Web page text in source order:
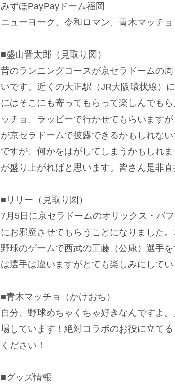
みずほPayPayドーム福岡
ニューヨーク、令和ロマン、青木マッチョ
■盛山晋太郎（見取り図）
昔のランニングコースが京セラドームの
いです。近くの大正駅（JR大阪環状線）
にはそこにも寄ってもらって楽しんでも
ッチョ、ラッピーで行かせてもらいます
が京セラドームで披露できるかもしれな
ですが、何かをはがしてしまうかもしれ
が盛り上がればと思います。皆さん是非直
■リリー（見取り図）
7月5日に京セラドームのオリックス・バ
にお邪魔させてもらうことになりました
野球のゲームで西武の工藤（公康）選手
は選手は違いますがとても楽しみにしてい
■青木マッチョ（かけおち）
自分、野球めちゃくちゃ好きなんですよ
場しています！絶対コラボのお役に立て
ください！
■グッズ情報